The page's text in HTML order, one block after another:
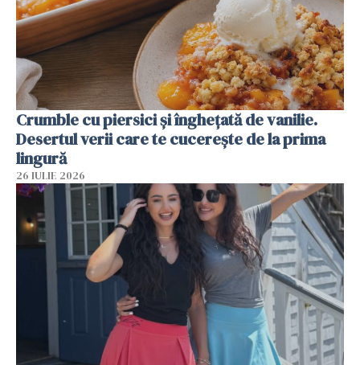
Crumble cu piersici și înghețată de vanilie.
Desertul verii care te cucerește de la prima
lingură
26 IULIE 2026